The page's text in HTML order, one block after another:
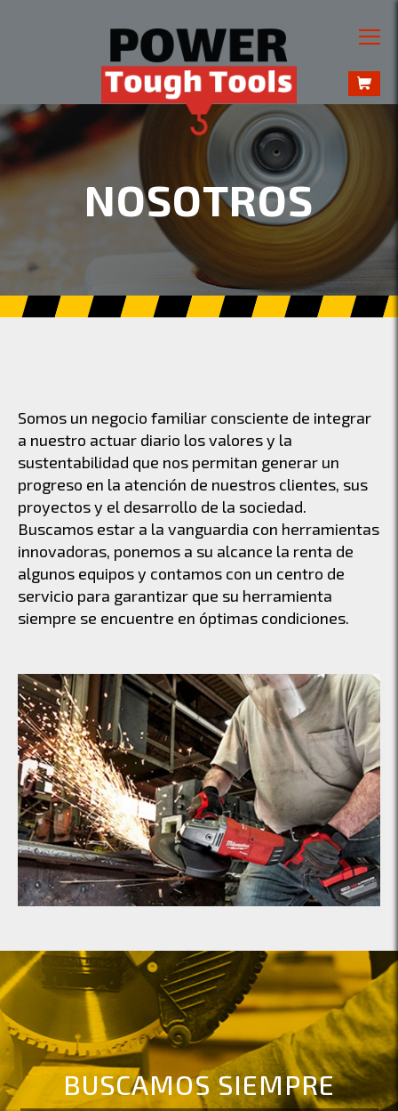
NOSOTROS
Somos un negocio familiar consciente de integrar
a nuestro actuar diario los valores y la
sustentabilidad que nos permitan generar un
progreso en la atención de nuestros clientes, sus
proyectos y el desarrollo de la sociedad.
Buscamos estar a la vanguardia con herramientas
innovadoras, ponemos a su alcance la renta de
algunos equipos y contamos con un centro de
servicio para garantizar que su herramienta
siempre se encuentre en óptimas condiciones.
BUSCAMOS SIEMPRE